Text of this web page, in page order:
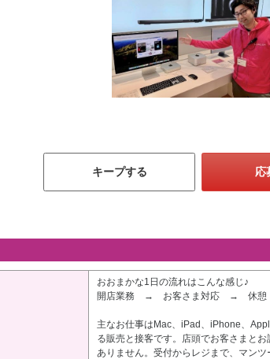
キープする 応
おおまかな1日の流れはこんな感じ♪
開店業務 → お客さま対応 → 休
主なお仕事はMac、iPad、iPhone、
る販売と接客です。店頭でお客さまと
ありません。受付からレジまで、マンツ